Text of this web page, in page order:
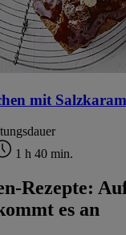
mit
1 h 40 min.
Rezepte:
es an